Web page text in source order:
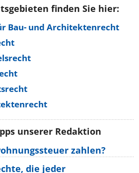
finden Sie hier:
Bau- und Architektenrecht
unserer Redaktion
zahlen?
die jeder